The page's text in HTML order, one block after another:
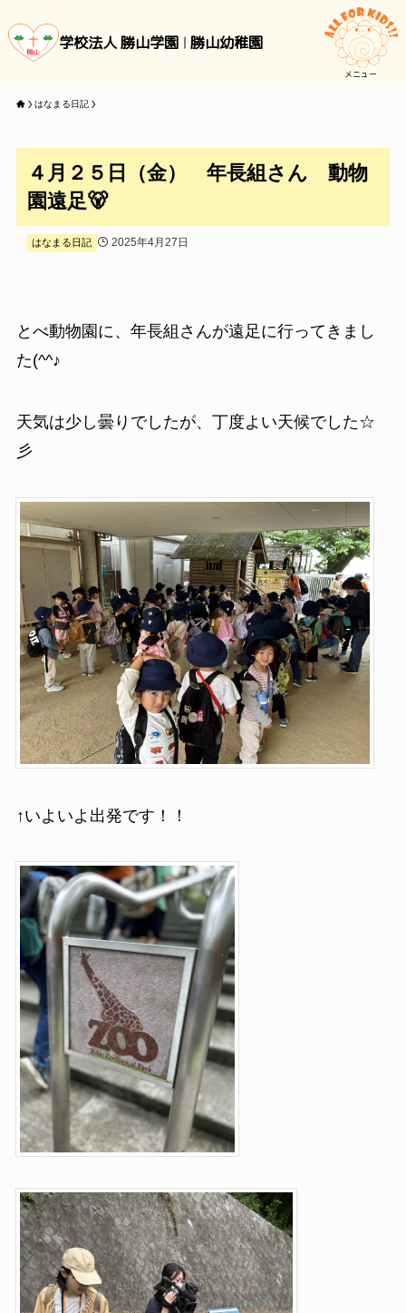
学校法人 勝山学園 勝山幼稚園
メニュー
はなまる日記
４月２５日（金） 年長組さん 動物
園遠足🐻
はなまる日記 2025年4月27日
とべ動物園に、年長組さんが遠足に行ってきまし
た(^^♪
天気は少し曇りでしたが、丁度よい天候でした☆
彡
↑いよいよ出発です！！